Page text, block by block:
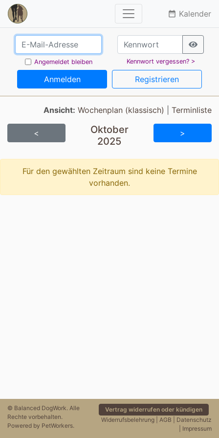
date_range Kalender
Angemeldet bleiben Kennwort vergessen? >
Anmelden Registrieren
Ansicht: Wochenplan (klassisch) Terminliste
<
Oktober
2025
>
Für den gewählten Zeitraum sind keine Termine
vorhanden.
© Balanced DogWork. Alle
Rechte vorbehalten.
Powered by PetWorkers.
Vertrag widerrufen oder kündigen
Widerrufsbelehrung
AGB
Datenschutz
Impressum